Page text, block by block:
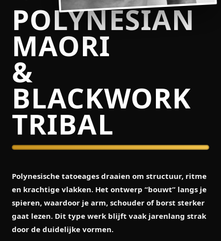
POLYNESIAN
MAORI
&
BLACKWORK
TRIBAL
Polynesische tatoeages draaien om structuur, ritme
en krachtige vlakken. Het ontwerp “bouwt” langs je
spieren, waardoor je arm, schouder of borst sterker
gaat lezen. Dit type werk blijft vaak jarenlang strak
door de duidelijke vormen.